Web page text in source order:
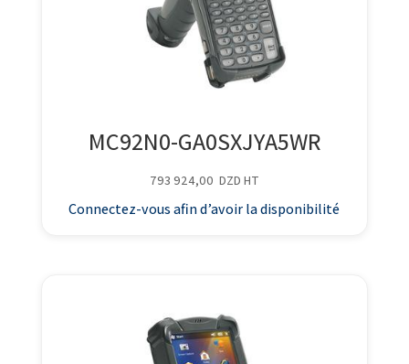
MC92N0-GA0SXJYA5WR
793 924,00 DZD HT
Connectez-vous afin d’avoir la disponibilité